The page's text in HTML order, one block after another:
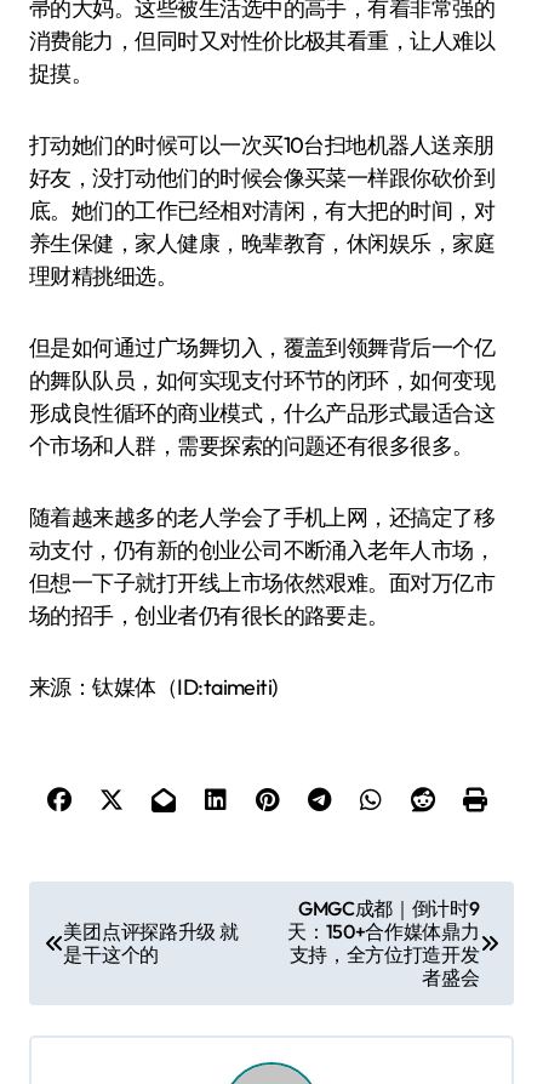
帚的大妈。这些被生活选中的高手，有着非常强的
消费能力，但同时又对性价比极其看重，让人难以
捉摸。
打动她们的时候可以一次买10台扫地机器人送亲朋
好友，没打动他们的时候会像买菜一样跟你砍价到
底。她们的工作已经相对清闲，有大把的时间，对
养生保健，家人健康，晚辈教育，休闲娱乐，家庭
理财精挑细选。
但是如何通过广场舞切入，覆盖到领舞背后一个亿
的舞队队员，如何实现支付环节的闭环，如何变现
形成良性循环的商业模式，什么产品形式最适合这
个市场和人群，需要探索的问题还有很多很多。
随着越来越多的老人学会了手机上网，还搞定了移
动支付，仍有新的创业公司不断涌入老年人市场，
但想一下子就打开线上市场依然艰难。面对万亿市
场的招手，创业者仍有很长的路要走。
来源：钛媒体（ID:taimeiti)
章 美团点评探路升级 就
是干这个的
GMGC成都｜倒计时9
天：150+合作媒体鼎力
支持，全方位打造开发
者盛会